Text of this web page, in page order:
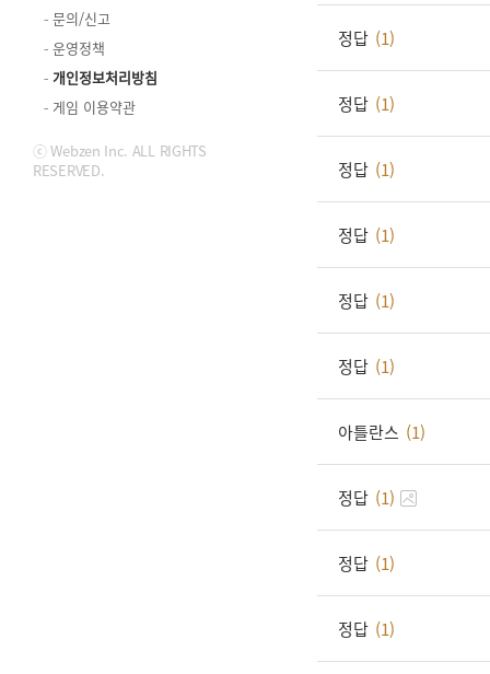
문의/신고
운영정책
개인정보처리방침
게임 이용약관
ⓒ Webzen Inc. ALL RIGHTS
RESERVED.
정답 (1)
정답 (1)
정답 (1)
정답 (1)
정답 (1)
정답 (1)
아틀란스 (1)
정답 (1)
정답 (1)
정답 (1)